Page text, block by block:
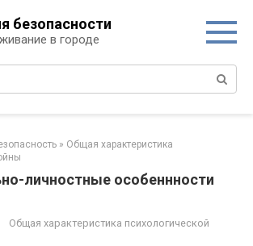
безопасности
в городе
» Общая характеристика
личностные особеннности
Общая характеристика психологической